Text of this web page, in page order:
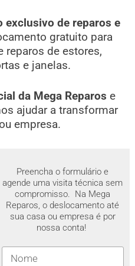
exclusivo de reparos e
gratuito para
reparos de estores,
e janelas.
da Mega Reparos e
ajudar a transformar
empresa.
Preencha o formulário e
agende uma visita técnica sem
compromisso. Na Mega
Reparos, o deslocamento até
sua casa ou empresa é por
nossa conta!